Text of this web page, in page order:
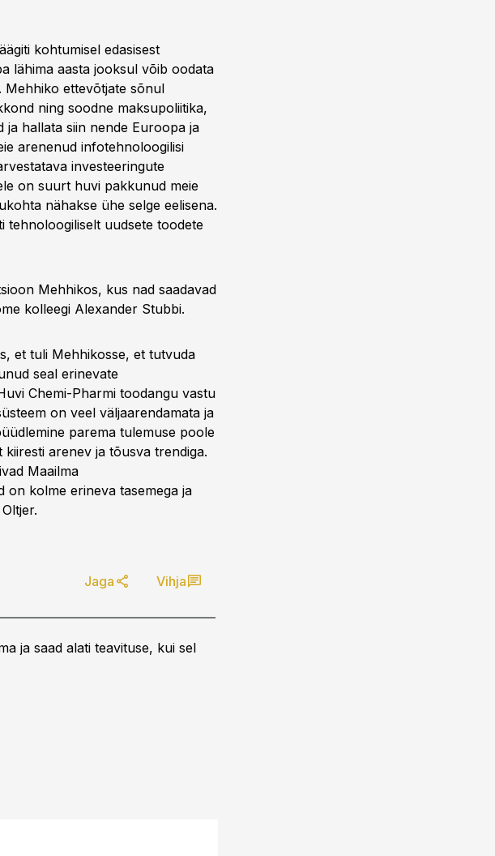
kohtumisel edasisest
lähima aasta jooksul võib oodata
Mehhiko ettevõtjate sõnul
ning soodne maksupoliitika,
ja hallata siin nende Euroopa ja
arenenud infotehnoloogilisi
investeeringute
on suurt huvi pakkunud meie
nähakse ühe selge eelisena.
tehnoloogiliselt uudsete toodete
Mehhikos, kus nad saadavad
kolleegi Alexander Stubbi.
et tuli Mehhikosse, et tutvuda
seal erinevate
Chemi-Pharmi toodangu vastu
on veel väljaarendamata ja
parema tulemuse poole
arenev ja tõusva trendiga.
Maailma
on kolme erineva tasemega ja
Jaga Vihja
ja saad alati teavituse, kui sel